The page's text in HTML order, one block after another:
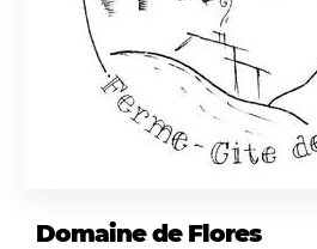
Domaine de Flores